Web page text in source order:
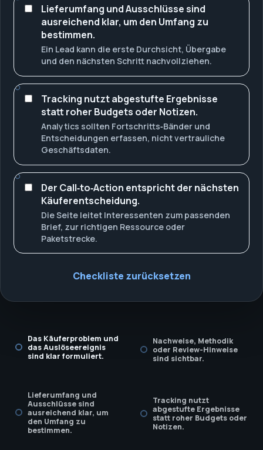
Lieferumfang und Ausschlüsse sind
ausreichend klar, um den Umfang zu
bestimmen.
Ein Lead kann die erste Durchsicht, Übergabe
und den nächsten Schritt nachvollziehen.
Tracking nutzt abgestufte Ergebnisse
statt roher Budgets oder Notizen.
Analytics sollten Fortschritts‑Bänder und
Entscheidungen erfassen, nicht vertrauliche
Geschäftsdaten.
Der Call‑to‑Action entspricht der nächsten
Käuferentscheidung.
Die Seite leitet Interessenten zum passenden
Brief, zur richtigen Ressource oder
Paketstrecke.
Checkliste zurücksetzen
Das Käuferproblem und
das Auslöseereignis
sind klar formuliert.
Nachweise, Methodik
oder Review-Hinweise
sind sichtbar.
Lieferumfang und
Ausschlüsse sind
ausreichend klar, um
den Umfang zu
bestimmen.
Tracking nutzt
abgestufte Ergebnisse
statt roher Budgets oder
Notizen.